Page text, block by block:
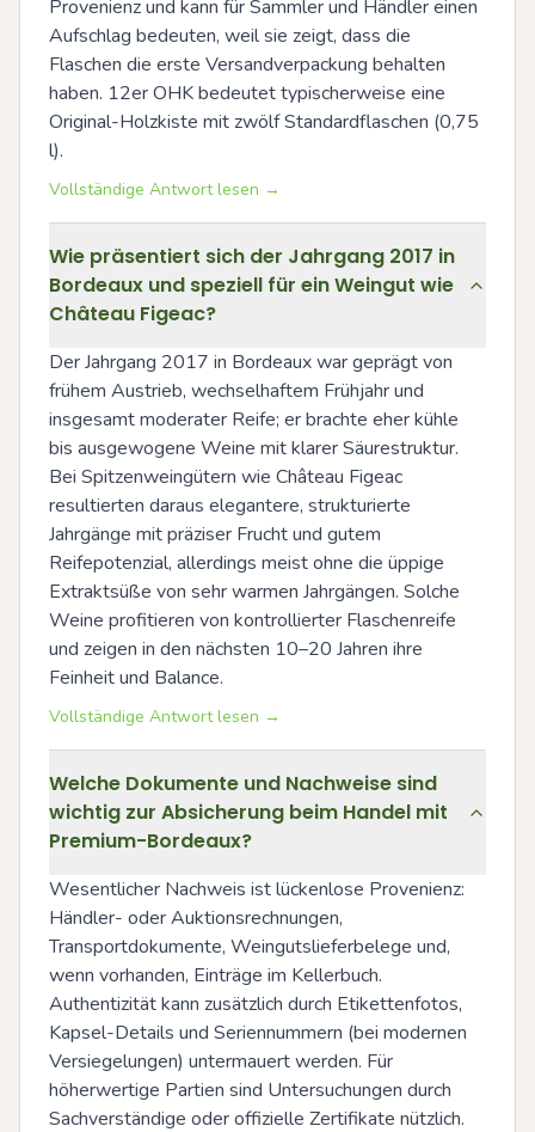
Provenienz und kann für Sammler und Händler einen
Aufschlag bedeuten, weil sie zeigt, dass die
Flaschen die erste Versandverpackung behalten
haben. 12er OHK bedeutet typischerweise eine
Original-Holzkiste mit zwölf Standardflaschen (0,75
l).
Vollständige Antwort lesen →
Wie präsentiert sich der Jahrgang 2017 in
Bordeaux und speziell für ein Weingut wie
Château Figeac?
Der Jahrgang 2017 in Bordeaux war geprägt von
frühem Austrieb, wechselhaftem Frühjahr und
insgesamt moderater Reife; er brachte eher kühle
bis ausgewogene Weine mit klarer Säurestruktur.
Bei Spitzenweingütern wie Château Figeac
resultierten daraus elegantere, strukturierte
Jahrgänge mit präziser Frucht und gutem
Reifepotenzial, allerdings meist ohne die üppige
Extraktsüße von sehr warmen Jahrgängen. Solche
Weine profitieren von kontrollierter Flaschenreife
und zeigen in den nächsten 10–20 Jahren ihre
Feinheit und Balance.
Vollständige Antwort lesen →
Welche Dokumente und Nachweise sind
wichtig zur Absicherung beim Handel mit
Premium-Bordeaux?
Wesentlicher Nachweis ist lückenlose Provenienz:
Händler- oder Auktionsrechnungen,
Transportdokumente, Weingutslieferbelege und,
wenn vorhanden, Einträge im Kellerbuch.
Authentizität kann zusätzlich durch Etikettenfotos,
Kapsel-Details und Seriennummern (bei modernen
Versiegelungen) untermauert werden. Für
höherwertige Partien sind Untersuchungen durch
Sachverständige oder offizielle Zertifikate nützlich.